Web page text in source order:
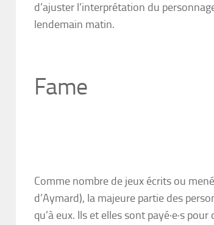
d’ajuster l’interprétation du
lendemain matin.
Fame
Comme nombre de jeux écrits ou
d’Aymard), la majeure partie des
qu’à eux. Ils et elles sont payé·e·s